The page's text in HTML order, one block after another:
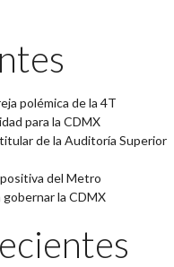
polémica de la 4T
para la CDMX
de la Auditoría Superior
del Metro
la CDMX